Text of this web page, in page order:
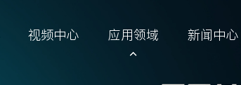
视频中心 应用领域 新闻中心